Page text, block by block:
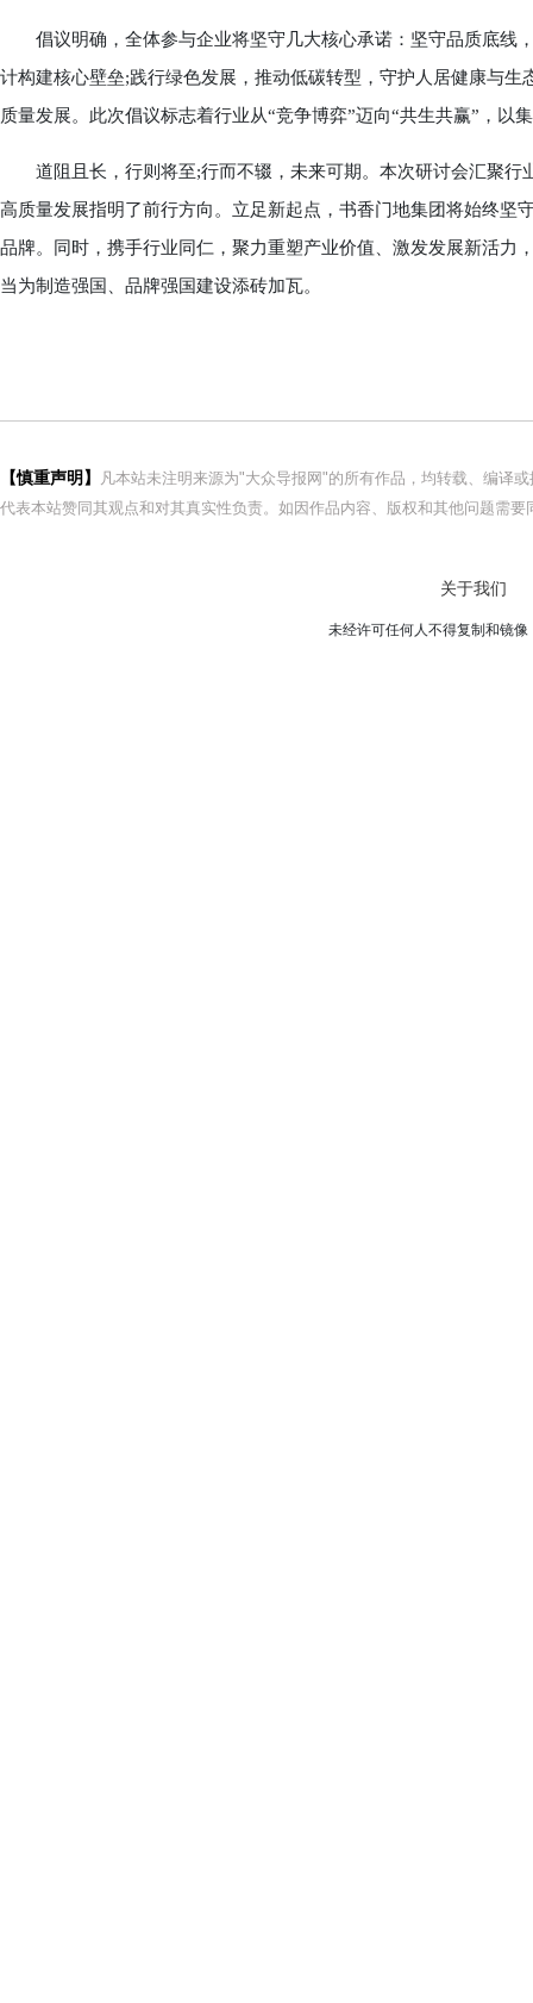
倡议明确，全体参与企业将坚守几大核心承诺：坚守品质底线
计构建核心壁垒;践行绿色发展，推动低碳转型，守护人居健康与
质量发展。此次倡议标志着行业从“竞争博弈”迈向“共生共赢”，以
道阻且长，行则将至;行而不辍，未来可期。本次研讨会汇聚行
高质量发展指明了前行方向。立足新起点，书香门地集团将始终坚
品牌。同时，携手行业同仁，聚力重塑产业价值、激发发展新活力
当为制造强国、品牌强国建设添砖加瓦。
【慎重声明】
凡本站未注明来源为"大众导报网"的所有作品，均转载、编译
代表本站赞同其观点和对其真实性负责。如因作品内容、版权和其他问题需
关于我们
未经许可任何人不得复制和镜